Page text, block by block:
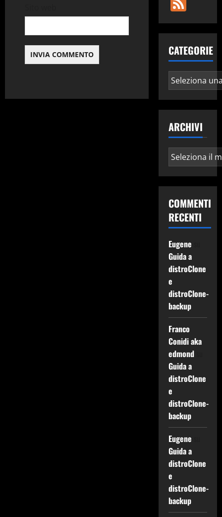
CATEGORIE
Categorie
ARCHIVI
Archivi
COMMENTI
RECENTI
Eugene
Guida a
distroClone
e
distroClone-
backup
Franco
Conidi aka
edmondsu
Guida a
distroClone
e
distroClone-
backup
Eugene
Guida a
distroClone
e
distroClone-
backup